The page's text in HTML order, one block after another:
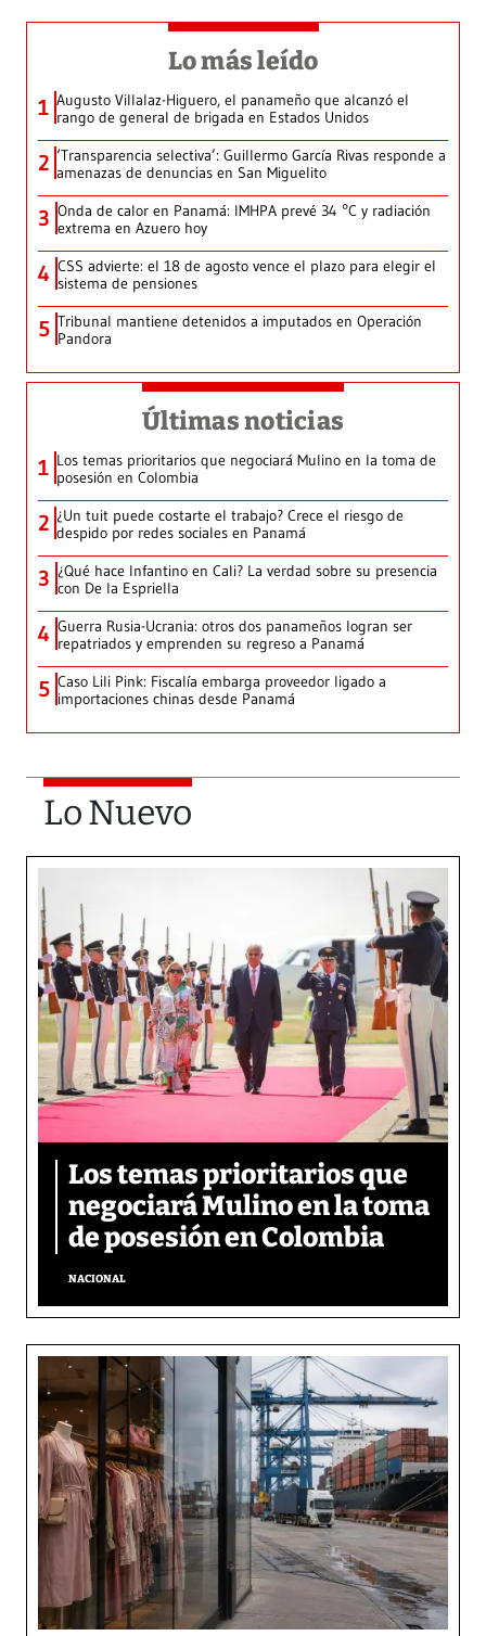
Lo más leído
1 Augusto Villalaz-Higuero, el panameño que alcanzó el
rango de general de brigada en Estados Unidos
2 ‘Transparencia selectiva’: Guillermo García Rivas responde a
amenazas de denuncias en San Miguelito
3 Onda de calor en Panamá: IMHPA prevé 34 °C y radiación
extrema en Azuero hoy
4 CSS advierte: el 18 de agosto vence el plazo para elegir el
sistema de pensiones
5 Tribunal mantiene detenidos a imputados en Operación
Pandora
Últimas noticias
1 Los temas prioritarios que negociará Mulino en la toma de
posesión en Colombia
2 ¿Un tuit puede costarte el trabajo? Crece el riesgo de
despido por redes sociales en Panamá
3 ¿Qué hace Infantino en Cali? La verdad sobre su presencia
con De la Espriella
4 Guerra Rusia-Ucrania: otros dos panameños logran ser
repatriados y emprenden su regreso a Panamá
5 Caso Lili Pink: Fiscalía embarga proveedor ligado a
importaciones chinas desde Panamá
Lo Nuevo
Los temas prioritarios que
negociará Mulino en la toma
de posesión en Colombia
NACIONAL